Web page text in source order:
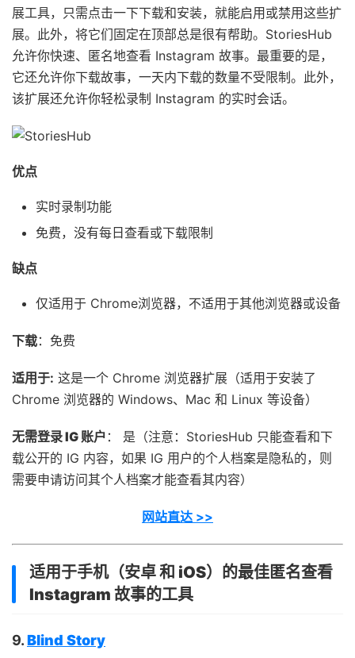
展工具，只需点击一下下载和安装，就能启用或禁用这些扩
展。此外，将它们固定在顶部总是很有帮助。StoriesHub
允许你快速、匿名地查看 Instagram 故事。最重要的是，
它还允许你下载故事，一天内下载的数量不受限制。此外，
该扩展还允许你轻松录制 Instagram 的实时会话。
优点
实时录制功能
免费，没有每日查看或下载限制
缺点
仅适用于 Chrome浏览器，不适用于其他浏览器或设备
下载：免费
适用于: 这是一个 Chrome 浏览器扩展（适用于安装了
Chrome 浏览器的 Windows、Mac 和 Linux 等设备）
无需登录 IG 账户 ： 是（注意：StoriesHub 只能查看和下
载公开的 IG 内容，如果 IG 用户的个人档案是隐私的，则
需要申请访问其个人档案才能查看其内容）
网站直达 >>
适用于手机（安卓 和 iOS）的最佳匿名查看
Instagram 故事的工具
9.Blind Story